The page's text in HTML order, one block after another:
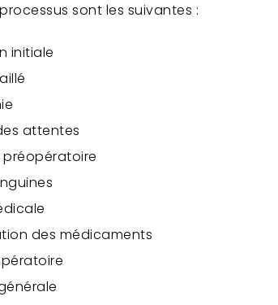
sont les suivantes :
initiale
attentes
des médicaments